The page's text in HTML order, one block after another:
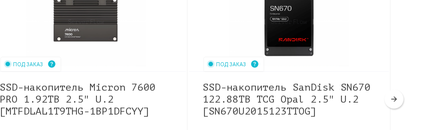
ПОД ЗАКАЗ
SSD-накопитель Micron 7600
PRO 1.92TB 2.5" U.2
[MTFDLAL1T9THG-1BP1DFCYY]
ПОД ЗАКАЗ
SSD-накопитель SanDisk SN670
122.88TB TCG Opal 2.5" U.2
[SN670U2015123TTOG]